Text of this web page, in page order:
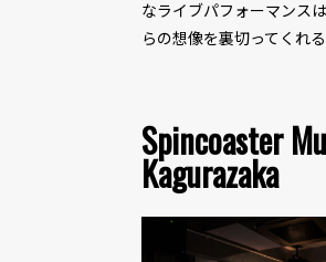
なライブパフォーマンス
らの想像を裏切ってくれる
Spincoaster
Kagurazaka